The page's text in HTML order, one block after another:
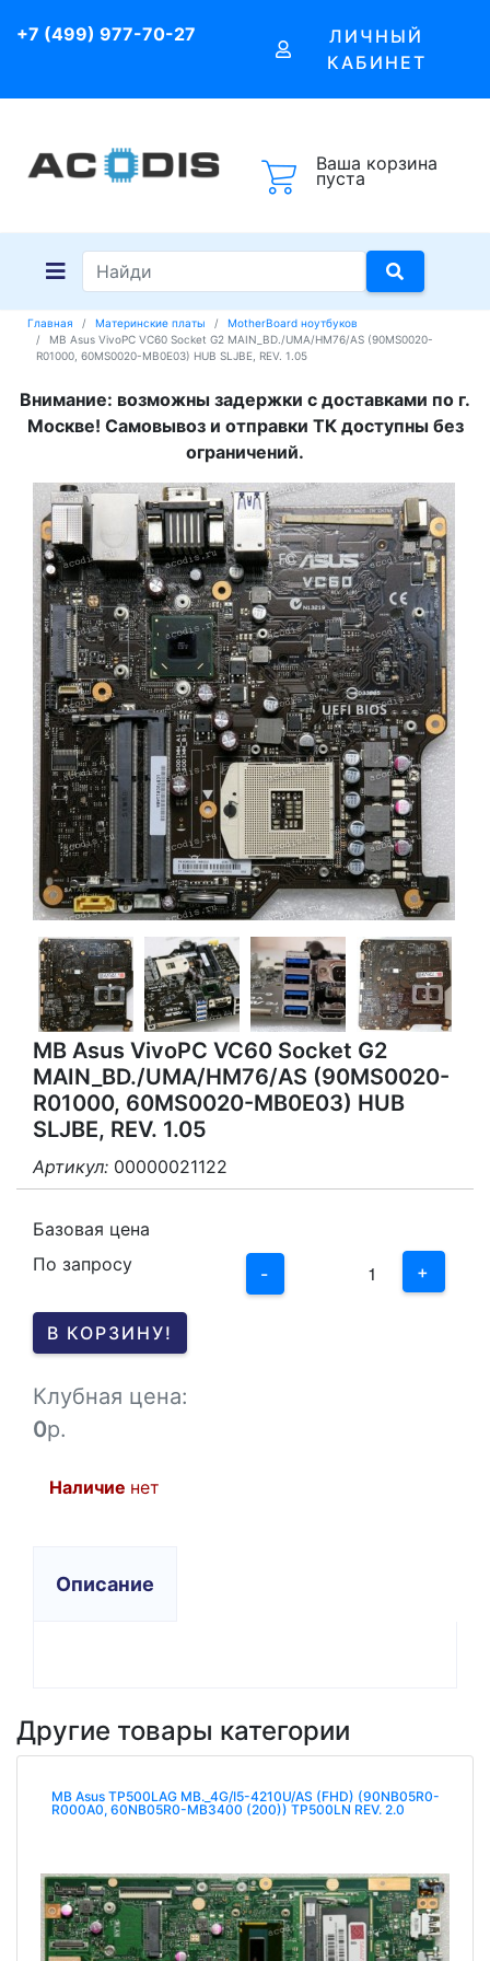
+7 (499) 977-70-27
ЛИЧНЫЙ
КАБИНЕТ
Ваша корзина
пуста
Главная Материнские платы
MotherBoard ноутбуков
MB Asus VivoPC VC60 Socket G2 MAIN_BD./UMA/HM76/AS (90MS0020-
R01000, 60MS0020-MB0E03) HUB SLJBE, REV. 1.05
Внимание: возможны задержки с доставками по г.
Москве! Самовывоз и отправки ТК доступны без
ограничений.
MB Asus VivoPC VC60 Socket G2
MAIN_BD./UMA/HM76/AS (90MS0020-
R01000, 60MS0020-MB0E03) HUB
SLJBE, REV. 1.05
Артикул: 00000021122
Базовая цена
По запросу
-
3
1
+
В КОРЗИНУ!
Клубная цена:
0р.
Наличие нет
Описание
Другие товары категории
MB Asus TP500LAG MB._4G/I5-4210U/AS (FHD) (90NB05R0-
R000A0, 60NB05R0-MB3400 (200)) TP500LN REV. 2.0